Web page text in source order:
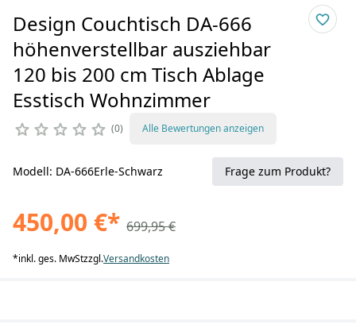
Design Couchtisch DA-666
höhenverstellbar ausziehbar
120 bis 200 cm Tisch Ablage
Esstisch Wohnzimmer
0 Alle Bewertungen anzeigen
Modell: DA-666Erle-Schwarz Frage zum Produkt?
450,00 €* 699,95 €
*inkl. ges. MwStzzgl.Versandkosten